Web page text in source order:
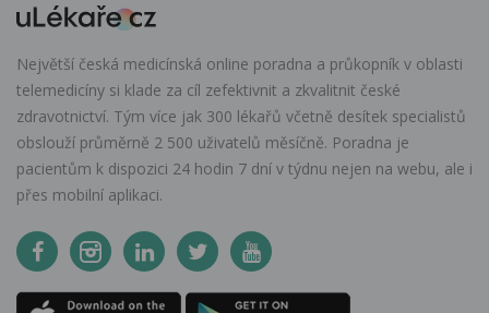
Největší česká medicínská online poradna a průkopník v oblasti
telemedicíny si klade za cíl zefektivnit a zkvalitnit české
zdravotnictví. Tým více jak 300 lékařů včetně desítek specialistů
obslouží průměrně 2 500 uživatelů měsíčně. Poradna je
pacientům k dispozici 24 hodin 7 dní v týdnu nejen na webu, ale i
přes mobilní aplikaci.